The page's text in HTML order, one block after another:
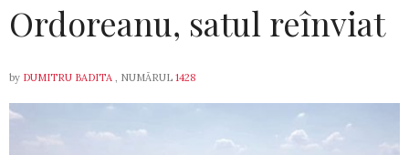
Ordoreanu, satul reînviat
by DUMITRU BADITA , NUMĂRUL 1428